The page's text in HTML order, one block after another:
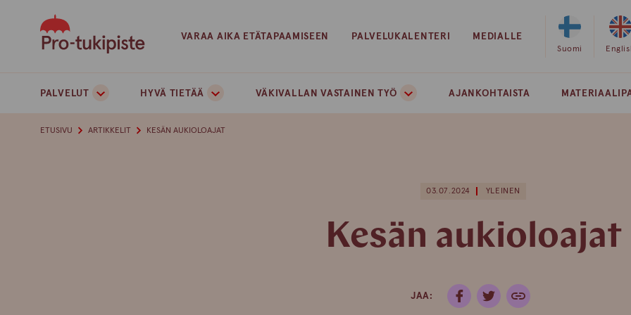
VARAA AIKA ETÄTAPAAMISEEN PALVELUKALENTERI MEDIALLE
Valitse
Suomi
PALVELUT HYVÄ TIETÄÄ VÄKIVALLAN VASTAINEN TYÖ AJANKOHTAISTA
ETUSIVU ARTIKKELIT KESÄN AUKIOLOAJAT
03.07.2024 YLEINEN
Kesän aukioloajat
JAA: